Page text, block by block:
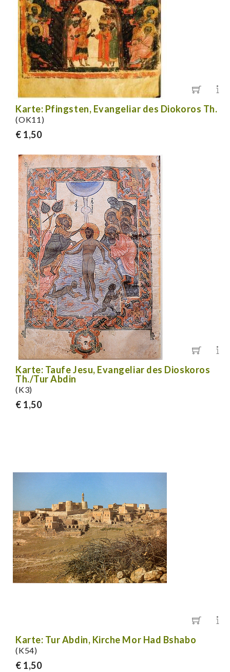
Karte: Pfingsten, Evangeliar des Diokoros Th.
(OK11)
€ 1,50
Karte: Taufe Jesu, Evangeliar des Dioskoros
Th./Tur Abdin
(K3)
€ 1,50
Karte: Tur Abdin, Kirche Mor Had Bshabo
(K54)
€ 1,50